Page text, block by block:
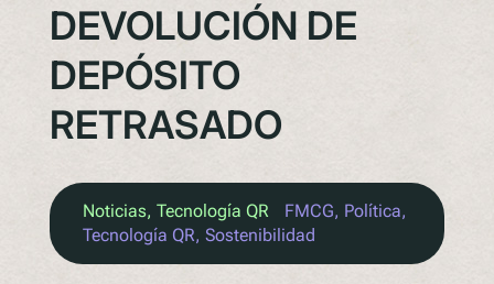
DEVOLUCIÓN DE
DEPÓSITO
RETRASADO
Noticias, Tecnología QR FMCG, Política
Tecnología QR, Sostenibilidad